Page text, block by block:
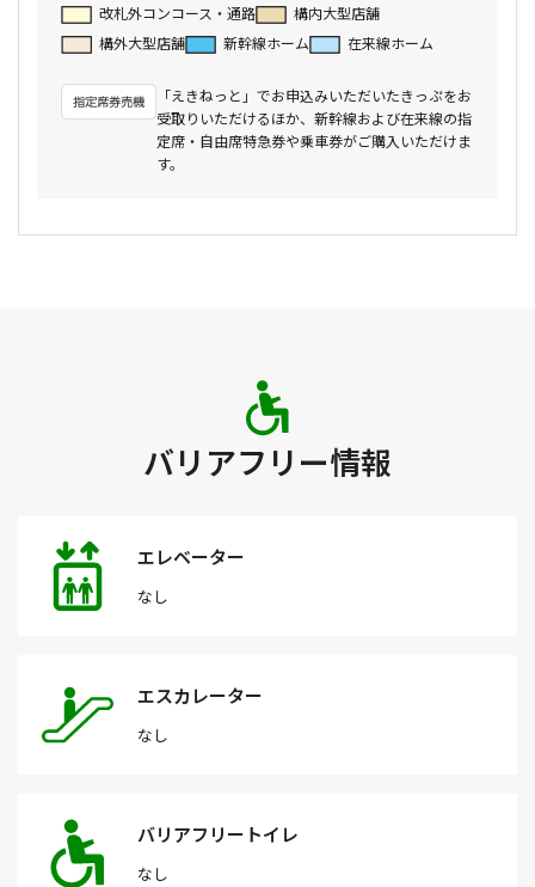
改札外コンコース・通路
構内大型店舗
構外大型店舗
新幹線ホーム 在来線ホーム
「えきねっと」でお申込みいただいたきっぷをお
受取りいただけるほか、新幹線および在来線の指
定席・自由席特急券や乗車券がご購入いただけま
す。
バリアフリー情報
エレベーター
なし
エスカレーター
なし
バリアフリートイレ
なし